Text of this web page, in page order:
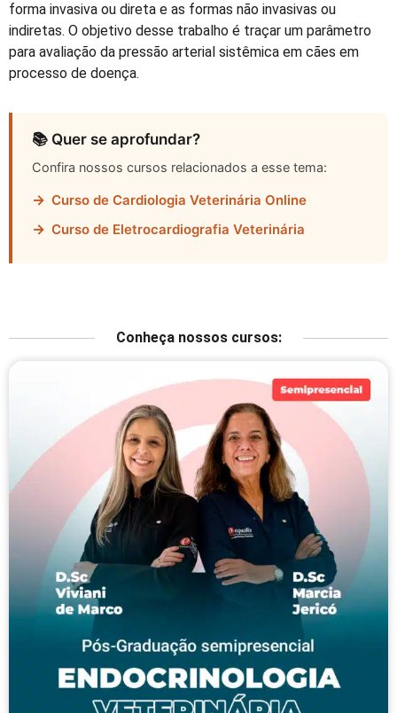
forma invasiva ou direta e as formas não invasivas ou
indiretas. O objetivo desse trabalho é traçar um parâmetro
para avaliação da pressão arterial sistêmica em cães em
processo de doença.
📚 Quer se aprofundar?
Confira nossos cursos relacionados a esse tema:
→ Curso de Cardiologia Veterinária Online
→ Curso de Eletrocardiografia Veterinária
Conheça nossos cursos: